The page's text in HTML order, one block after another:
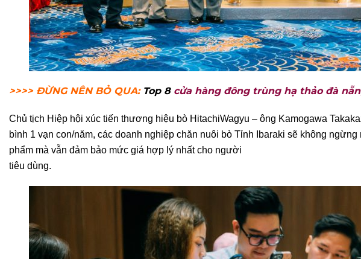
>>>> ĐỪNG NÊN BỎ QUA: Top 8 cửa hàng đông trùng hạ thảo đà
Chủ tịch Hiệp hội xúc tiến thương hiệu bò HitachiWagyu – ông Kamogawa
bình 1 vạn con/năm, các doanh nghiệp chăn nuôi bò Tỉnh Ibaraki sẽ không ngừng
phẩm mà vẫn đảm bảo mức giá hợp lý nhất cho người
tiêu dùng.